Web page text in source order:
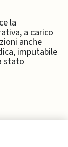
la
a carico
anche
imputabile
stato